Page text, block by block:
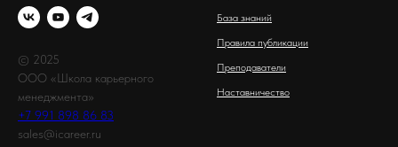
© 2025
ООО «Школа карьерного
менеджмента»
+7 991 898 86 83
sales@icareer.ru
База знаний
Правила публикации
Преподаватели
Наставничество